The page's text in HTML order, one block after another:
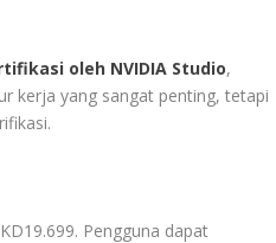
oleh NVIDIA Studio,
kerja yang sangat penting, tetapi
Pengguna dapat